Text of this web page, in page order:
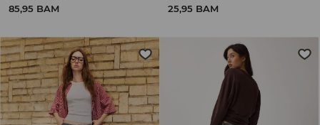
85,95 BAM 25,95 BAM